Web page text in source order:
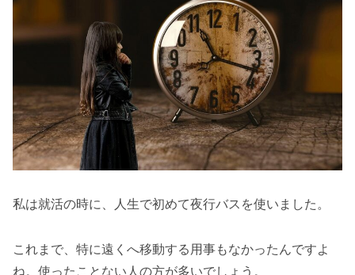
私は就活の時に、人生で初めて夜行バスを使いました。
これまで、特に遠くへ移動する用事もなかったんですよ
ね。使ったことない人の方が多いでしょう。